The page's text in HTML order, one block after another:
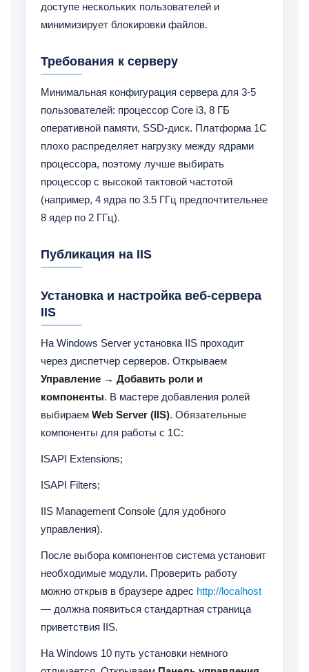
доступе нескольких пользователей и
минимизирует блокировки файлов.
Требования к серверу
Минимальная конфигурация сервера для 3-5
пользователей: процессор Core i3, 8 ГБ
оперативной памяти, SSD-диск. Платформа 1С
плохо распределяет нагрузку между ядрами
процессора, поэтому лучше выбирать
процессор с высокой тактовой частотой
(например, 4 ядра по 3.5 ГГц предпочтительнее
8 ядер по 2 ГГц).
Публикация на IIS
Установка и настройка веб-сервера
IIS
На Windows Server установка IIS проходит
через диспетчер серверов. Открываем
Управление → Добавить роли и
компоненты. В мастере добавления ролей
выбираем Web Server (IIS). Обязательные
компоненты для работы с 1С:
ISAPI Extensions;
ISAPI Filters;
IIS Management Console (для удобного
управления).
После выбора компонентов система установит
необходимые модули. Проверить работу
можно открыв в браузере адрес http://localhost
— должна появиться стандартная страница
приветствия IIS.
На Windows 10 путь установки немного